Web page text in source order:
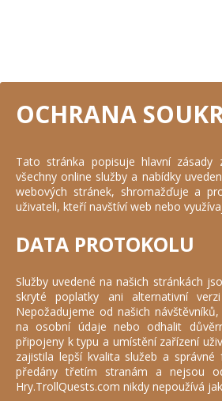
OCHRANA
Tato stránka popisuje hlavní
všechny online služby a nabídky
webových stránek, shromažďuje a
uživateli, kteří navštíví web nebo
DATA PROTOKOLU
Služby uvedené na našich stránkách
skryté poplatky ani alternativní
Nepožadujeme od našich
na osobní údaje nebo odhalit
připojeny k typu a umístění zařízení
zajistila lepší kvalita služeb a
předány třetím stranám a nejsou
Hry.TrollQuests.com nikdy nepoužívá